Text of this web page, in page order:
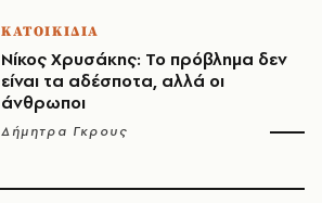
ΚΑΤΟΙΚΙΔΙΑ
Νίκος Χρυσάκης: Το πρόβλημα δεν
είναι τα αδέσποτα, αλλά οι
άνθρωποι
Δήμητρα Γκρους